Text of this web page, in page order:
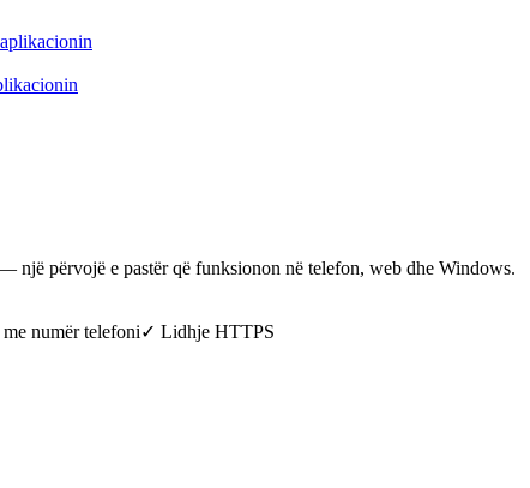
një përvojë e pastër që funksionon në telefon, web dhe Windows.
numër telefoni✓ Lidhje HTTPS